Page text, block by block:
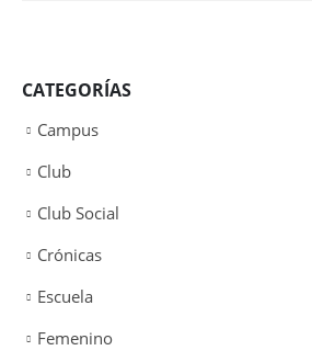
CATEGORÍAS
Campus
Club
Club Social
Crónicas
Escuela
Femenino